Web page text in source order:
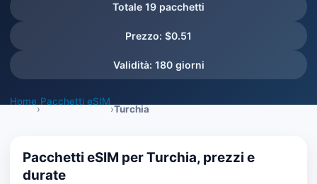
Totale 19 pacchetti
Prezzo: $0.51
Validità: 180 giorni
Home
›
Pacchetti eSIM
›Turchia
Pacchetti eSIM per Turchia, prezzi e
durate